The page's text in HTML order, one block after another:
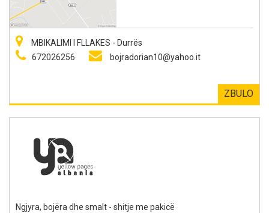
MBIKALIMI I FLLAKES - Durrës
672026256
bojradorian10@yahoo.it
ZBULO
Ngjyra, bojëra dhe smalt - shitje me pakicë